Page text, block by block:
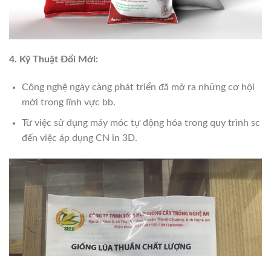
4. Kỹ Thuật Đổi Mới:
Công nghệ ngày càng phát triển đã mở ra những cơ hội
mới trong lĩnh vực bb.
Từ việc sử dụng máy móc tự động hóa trong quy trình sc
đến việc áp dụng CN in 3D.